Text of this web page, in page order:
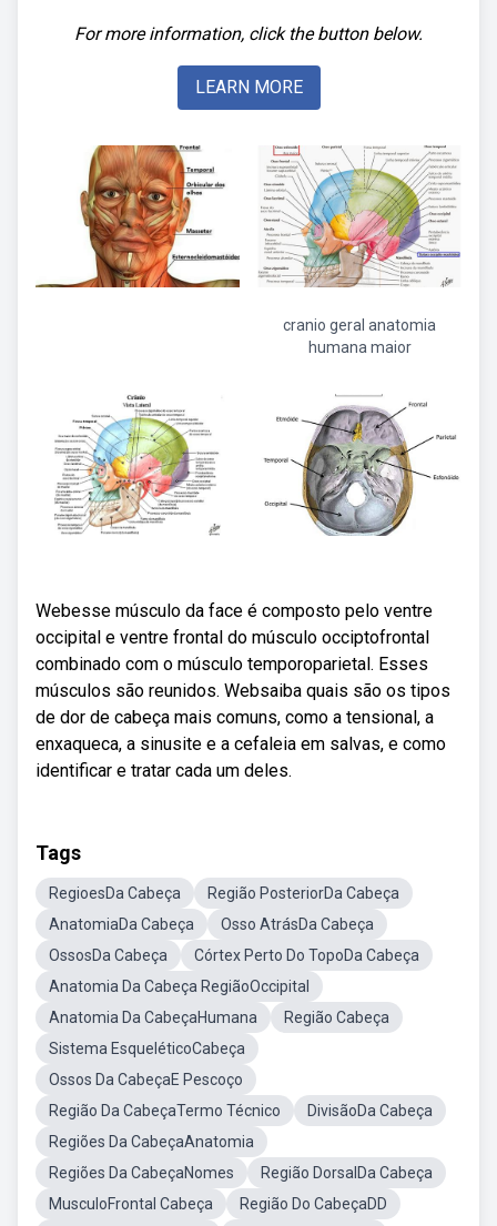
For more information, click the button below.
LEARN MORE
cranio geral anatomia
humana maior
Webesse músculo da face é composto pelo ventre
occipital e ventre frontal do músculo occiptofrontal
combinado com o músculo temporoparietal. Esses
músculos são reunidos. Websaiba quais são os tipos
de dor de cabeça mais comuns, como a tensional, a
enxaqueca, a sinusite e a cefaleia em salvas, e como
identificar e tratar cada um deles.
Tags
RegioesDa Cabeça
Região PosteriorDa Cabeça
AnatomiaDa Cabeça
Osso AtrásDa Cabeça
OssosDa Cabeça
Córtex Perto Do TopoDa Cabeça
Anatomia Da Cabeça RegiãoOccipital
Anatomia Da CabeçaHumana
Região Cabeça
Sistema EsqueléticoCabeça
Ossos Da CabeçaE Pescoço
Região Da CabeçaTermo Técnico
DivisãoDa Cabeça
Regiões Da CabeçaAnatomia
Regiões Da CabeçaNomes
Região DorsalDa Cabeça
MusculoFrontal Cabeça
Região Do CabeçaDD